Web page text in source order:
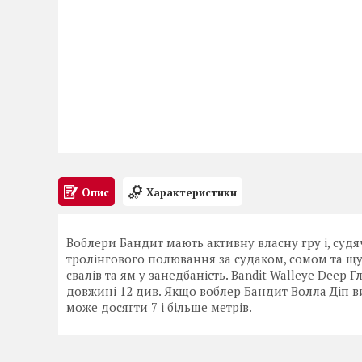
Опис Характеристики
Воблери Бандит мають активну власну гру і,
тролінгового полювання за судаком, сомом та
свалів та ям у занедбаність. Bandit Walleye
довжині 12 див. Якщо воблер Бандит Волла Діп
може досягти 7 і більше метрів.